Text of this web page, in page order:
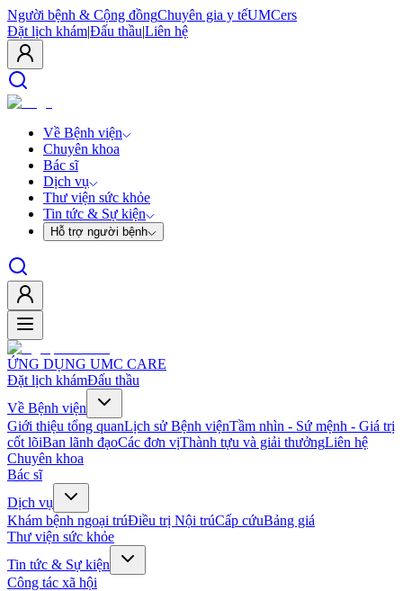
Người bệnh & Cộng đồngChuyên gia y tếUMCers
Đặt lịch khám|Đấu thầu|Liên hệ
Về Bệnh viện
Chuyên khoa
Bác sĩ
Dịch vụ
Thư viện sức khỏe
Tin tức & Sự kiện
Hỗ trợ người bệnh
ỨNG DỤNG UMC CARE
Đặt lịch khámĐấu thầu
Về Bệnh viện
Giới thiệu tổng quanLịch sử Bệnh việnTầm nhìn - Sứ mệnh - Giá trị
cốt lõiBan lãnh đạoCác đơn vịThành tựu và giải thưởngLiên hệ
Chuyên khoa
Bác sĩ
Dịch vụ
Khám bệnh ngoại trúĐiều trị Nội trúCấp cứuBảng giá
Thư viện sức khỏe
Tin tức & Sự kiện
Công tác xã hội